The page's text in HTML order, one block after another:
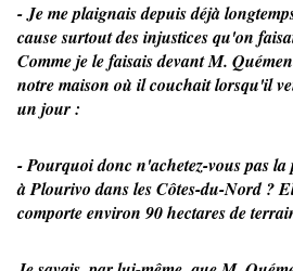
- Je me plaignais depuis déjà
cause surtout des injustices qu'on
Comme je le faisais devant M.
notre maison où il couchait lorsqu'il
un jour :
- Pourquoi donc n'achetez-vous pas la
à Plourivo dans les Côtes-du-Nord ?
comporte environ 90 hectares de